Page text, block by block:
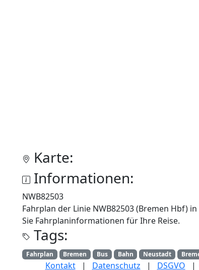
Karte:
Informationen:
NWB82503
Fahrplan der Linie NWB82503 (Bremen Hbf)
Sie Fahrplaninformationen für Ihre Reise.
Tags:
Fahrplan Bremen Bus Bahn Neustadt
Kontakt| Datenschutz | DSGVO |